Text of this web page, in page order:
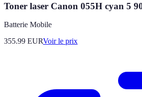
Toner laser Canon 055H cyan 5
Batterie Mobile
355.99 EURVoir le prix